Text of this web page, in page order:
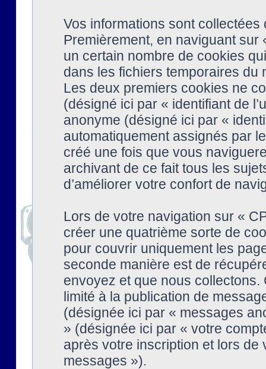
Vos informations sont
Premièrement, en naviguant
un certain nombre de cookies
dans les fichiers temporaires du
Les deux premiers cookies ne
(désigné ici par « identifiant de
anonyme (désigné ici par «
automatiquement assignés par
créé une fois que vous
archivant de ce fait tous les
d’améliorer votre confort de
Lors de votre navigation sur «
créer une quatrième sorte de
pour couvrir uniquement les
seconde manière est de
envoyez et que nous collectons.
limité à la publication de
(désignée ici par « messages
» (désignée ici par « votre
après votre inscription et lors
messages »).